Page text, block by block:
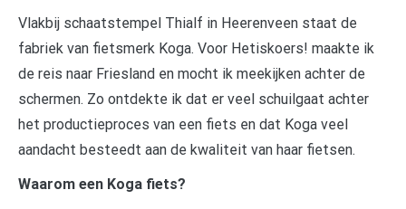
Vlakbij schaatstempel Thialf in Heerenveen staat de
fabriek van fietsmerk Koga. Voor Hetiskoers! maakte ik
de reis naar Friesland en mocht ik meekijken achter de
schermen. Zo ontdekte ik dat er veel schuilgaat achter
het productieproces van een fiets en dat Koga veel
aandacht besteedt aan de kwaliteit van haar fietsen.
Waarom een Koga fiets?